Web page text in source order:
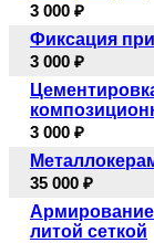
3 000 ₽
Фиксация
3 000 ₽
3 000 ₽
35 000 ₽
Армирование
литой сеткой